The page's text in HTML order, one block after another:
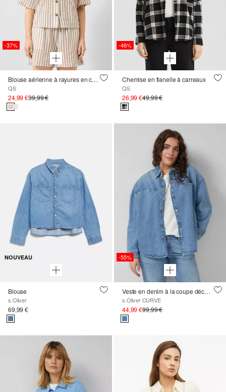
-37%
Blouse aérienne à rayures en coton
QS
24,99 €39,99 €
-46%
Chemise en flanelle à carreaux
QS
26,99 €49,99 €
NOUVEAU
Blouse
s.Oliver
69,99 €
-55%
Veste en denim à la coupe décontractée avec col chemise
s.Oliver CURVE
44,99 €99,99 €